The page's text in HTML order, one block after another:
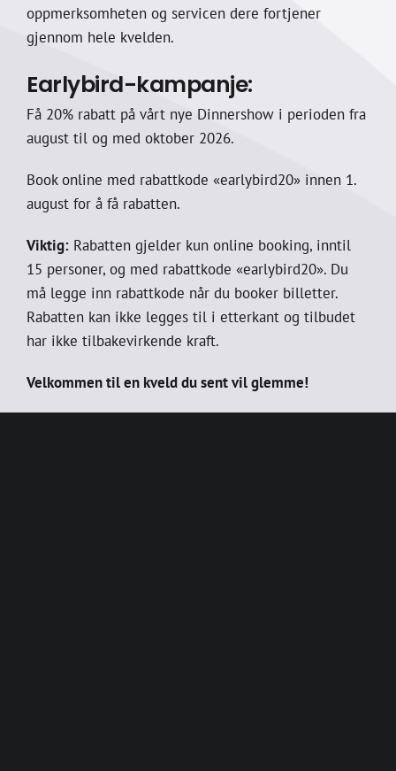
oppmerksomheten og servicen dere fortjener
gjennom hele kvelden.
Earlybird-kampanje:
Få 20% rabatt på vårt nye Dinnershow i perioden fra
august til og med oktober 2026.
Book online med rabattkode «earlybird20» innen 1.
august for å få rabatten.
Viktig: Rabatten gjelder kun online booking, inntil
15 personer, og med rabattkode «earlybird20». Du
må legge inn rabattkode når du booker billetter.
Rabatten kan ikke legges til i etterkant og tilbudet
har ikke tilbakevirkende kraft.
Velkommen til en kveld du sent vil glemme!